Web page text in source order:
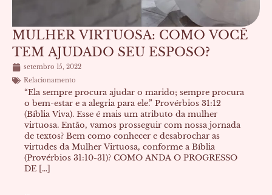
MULHER VIRTUOSA: COMO VOCÊ
TEM AJUDADO SEU ESPOSO?
setembro 15, 2022
Relacionamento
“Ela sempre procura ajudar o marido; sempre procura
o bem-estar e a alegria para ele.” Provérbios 31:12
(Bíblia Viva). Esse é mais um atributo da mulher
virtuosa. Então, vamos prosseguir com nossa jornada
de textos? Bem como conhecer e desabrochar as
virtudes da Mulher Virtuosa, conforme a Bíblia
(Provérbios 31:10-31)? COMO ANDA O PROGRESSO
DE […]